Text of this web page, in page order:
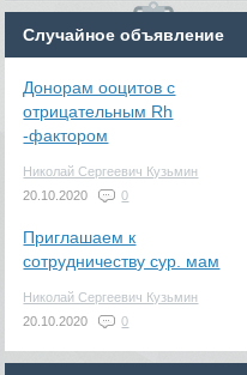
Случайное объявление
Донорам ооцитов с
отрицательным Rh
-фактором
Николай Сергеевич Кузьмин
20.10.2020
0
Приглашаем к
сотрудничеству сур. мам
Николай Сергеевич Кузьмин
20.10.2020
0